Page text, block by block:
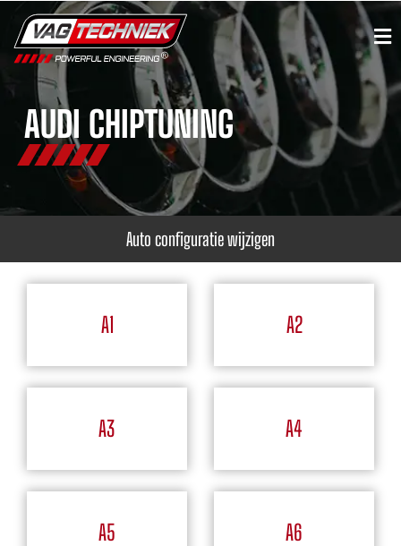
AUDI CHIPTUNING
Auto configuratie wijzigen
A1 A2
A3 A4
A5 A6